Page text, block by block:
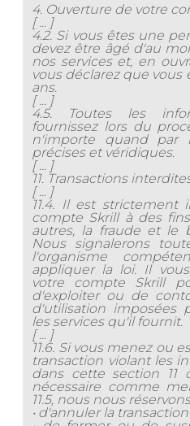
4. Ouverture de votre
[ ... ]
4.2. Si vous êtes une
devez être âgé d'au
nos services et, en
vous déclarez que vous
ans.
[ ... ]
4.5. Toutes les
fournissez lors du
n'importe quand par
précises et véridiques.
[ ... ]
11. Transactions
[ ... ]
11.4. Il est strictement
compte Skrill à des
autres, la fraude et le
Nous signalerons
l'organisme
appliquer la loi. Il
votre compte Skrill
d'exploiter ou de
d'utilisation imposées
les services qu'il fournit.
[ ... ]
11.6. Si vous menez ou
transaction violant les
dans cette section 11
nécessaire comme
11.5, nous nous
• d'annuler la